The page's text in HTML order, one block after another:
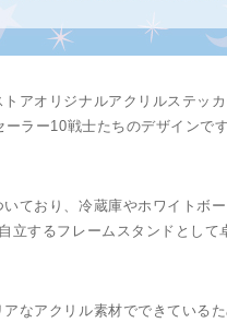
アオリジナルアクリルステッ
ラー10戦士たちのデザインです
ており、冷蔵庫やホワイトボ
立するフレームスタンドとし
なアクリル素材でできている